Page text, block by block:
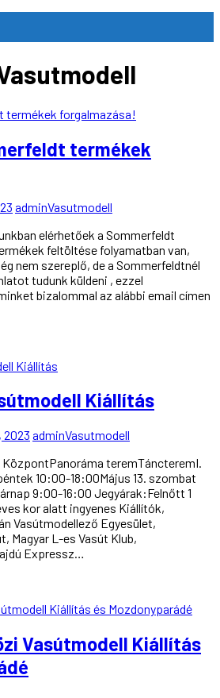
termékek
adminVasutmodell
elérhetőek a Sommerfeldt
feltöltése folyamatban van,
nem szereplő, de a Sommerfeldtnél
tudunk küldeni , ezzel
bizalommal az alábbi email címen
Kiállítás
2023 adminVasutmodell
KözpontPanoráma teremTáncteremI.
10:00-18:00Május 13. szombat
9:00-16:00 Jegyárak:Felnőtt 1
kor alatt ingyenes Kiállítók,
Vasútmodellező Egyesület,
Magyar L-es Vasút Klub,
Expressz…
Vasútmodell Kiállítás